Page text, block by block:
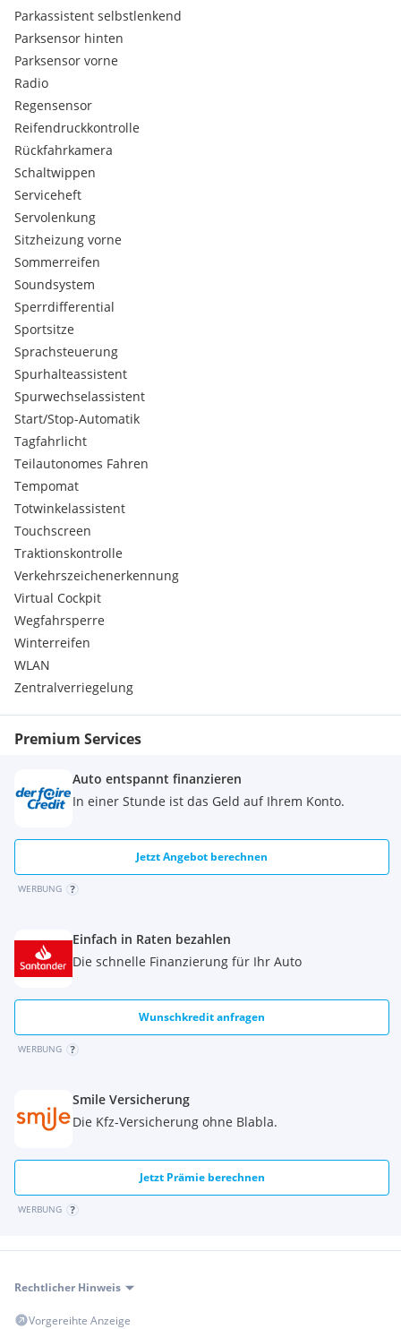
Parkassistent selbstlenkend
Parksensor hinten
Parksensor vorne
Radio
Regensensor
Reifendruckkontrolle
Rückfahrkamera
Schaltwippen
Serviceheft
Servolenkung
Sitzheizung vorne
Sommerreifen
Soundsystem
Sperrdifferential
Sportsitze
Sprachsteuerung
Spurhalteassistent
Spurwechselassistent
Start/Stop-Automatik
Tagfahrlicht
Teilautonomes Fahren
Tempomat
Totwinkelassistent
Touchscreen
Traktionskontrolle
Verkehrszeichenerkennung
Virtual Cockpit
Wegfahrsperre
Winterreifen
WLAN
Zentralverriegelung
Premium Services
Auto entspannt finanzieren
In einer Stunde ist das Geld auf Ihrem Konto.
Jetzt Angebot berechnen
WERBUNG
Einfach in Raten bezahlen
Die schnelle Finanzierung für Ihr Auto
Wunschkredit anfragen
WERBUNG
Smile Versicherung
Die Kfz-Versicherung ohne Blabla.
Jetzt Prämie berechnen
WERBUNG
Rechtlicher Hinweis
Vorgereihte Anzeige